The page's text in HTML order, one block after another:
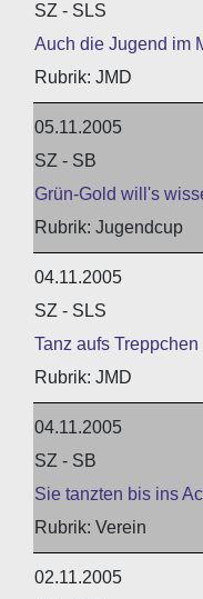
SZ - SLS
Auch die Jugend im
JMD
05.11.2005
SZ - SB
Grün-Gold will's
Jugendcup
04.11.2005
SZ - SLS
Tanz aufs Treppchen
JMD
04.11.2005
SZ - SB
Sie tanzten bis ins
Verein
02.11.2005